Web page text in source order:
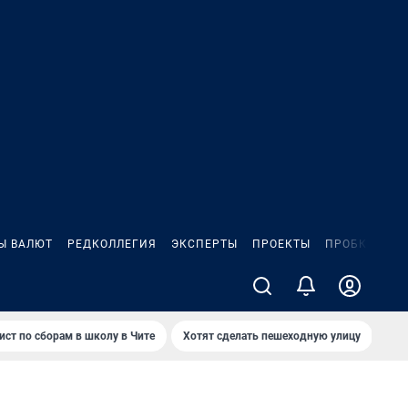
ВАЛЮТ РЕДКОЛЛЕГИЯ ЭКСПЕРТЫ ПРОЕКТЫ ПРОБКИ
по сборам в школу в Чите Хотят сделать пешеходную улицу